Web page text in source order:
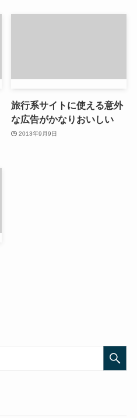
旅行系サイトに使える意外
な広告がかなりおいしい
2013年9月9日